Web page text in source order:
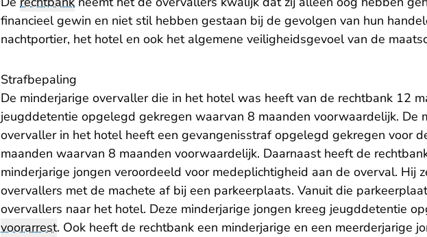
financieel gewin en niet stil hebben gestaan bij de gevolgen van hun
nachtportier, het hotel en ook het algemene veiligheidsgevoel van de
Strafbepaling
De minderjarige overvaller die in het hotel was heeft van de rechtbank 12
jeugddetentie opgelegd gekregen waarvan 8 maanden voorwaardelijk. De
overvaller in het hotel heeft een gevangenisstraf opgelegd gekregen voor
maanden waarvan 8 maanden voorwaardelijk. Daarnaast heeft de
minderjarige jongen veroordeeld voor medeplichtigheid aan de overval. Hij
overvallers met de machete af bij een parkeerplaats. Vanuit die
overvallers naar het hotel. Deze minderjarige jongen kreeg jeugddetentie
voorarrest. Ook heeft de rechtbank een minderjarige en een meerderjarige